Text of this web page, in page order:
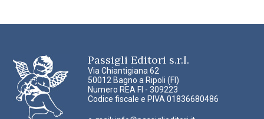
Passigli Editori s.r.l.
Via Chiantigiana 62
50012 Bagno a Ripoli (FI)
Numero REA FI - 309223
Codice fiscale e PIVA 01836680486